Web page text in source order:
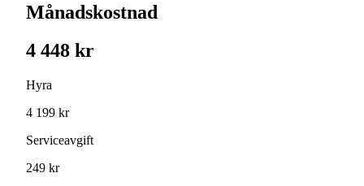
Månadskostnad
4 448 kr
Hyra
4 199 kr
Serviceavgift
249 kr